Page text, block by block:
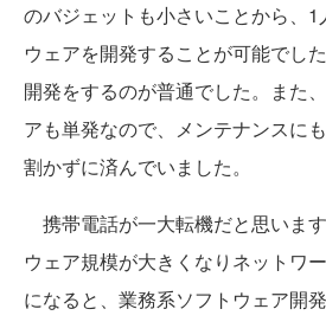
のバジェットも小さいことから、1
ウェアを開発することが可能でし
開発をするのが普通でした。また
アも単発なので、メンテナンスに
割かずに済んでいました。
携帯電話が一大転機だと思いま
ウェア規模が大きくなりネットワ
になると、業務系ソフトウェア開